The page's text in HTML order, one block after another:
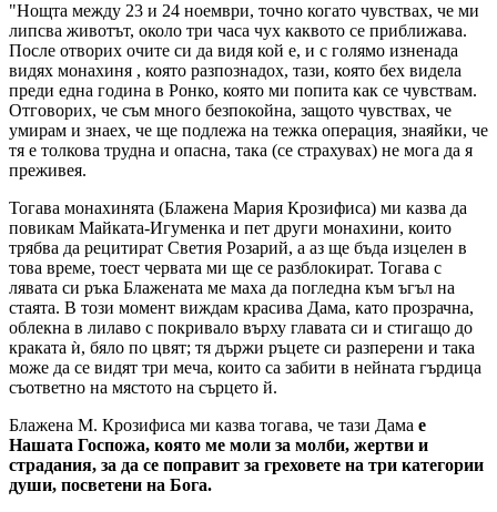
"Нощта между 23 и 24 ноември, точно когато чувствах, че ми
липсва животът, около три часа чух каквото се приближава.
После отворих очите си да видя кой е, и с голямо изненада
видях монахиня , която разпознадох, тази, която бeх видела
преди една година в Ронко, която ми попита как се чувствам.
Отговорих, че съм много безпокойна, защото чувствaх, че
умирам и знаех, че ще подлежа на тежка операция, знаяйки, че
тя е толкова трудна и опасна, така (се страхувах) не мога да я
преживея.
Тогава монахинята (Блажена Мария Крозифиса) ми казва да
повикам Майката-Игуменка и пет други монахини, които
трябва да рецитират Светия Розарий, а аз ще бъда изцелен в
това време, тоест червата ми ще се разблокират. Тогава с
лявата си ръка Блажената ме маха да погледна към ъгъл на
стаята. В този момент виждам красива Дама, като прозрачна,
облекна в лилаво с покривало върху главата си и стигащо до
краката ѝ, бяло по цвят; тя държи ръцете си разперени и така
може да се видят три меча, които са забити в нейната гърдица
съответно на мястото на сърцето й.
Блажена М. Крозифиса ми казва тогава, че тази Дама е
Нашата Госпожа, която ме моли за молби, жертви и
страдания, за да се поправит за греховете на три категории
души, посветени на Бога.